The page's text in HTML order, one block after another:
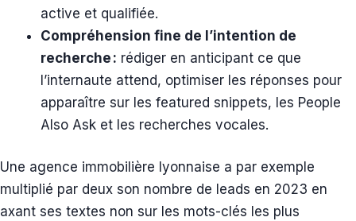
active et qualifiée.
Compréhension fine de l’intention de
recherche : rédiger en anticipant ce que
l’internaute attend, optimiser les réponses pour
apparaître sur les featured snippets, les People
Also Ask et les recherches vocales.
Une agence immobilière lyonnaise a par exemple
multiplié par deux son nombre de leads en 2023 en
axant ses textes non sur les mots-clés les plus